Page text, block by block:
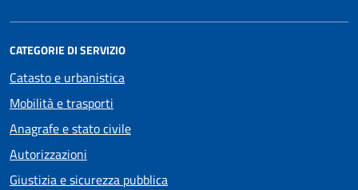
CATEGORIE DI SERVIZIO
Catasto e urbanistica
Mobilità e trasporti
Anagrafe e stato civile
Autorizzazioni
Giustizia e sicurezza pubblica